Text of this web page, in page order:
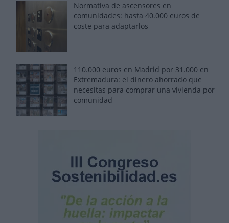
Normativa de ascensores en
comunidades: hasta 40.000 euros de
coste para adaptarlos
110.000 euros en Madrid por 31.000 en
Extremadura: el dinero ahorrado que
necesitas para comprar una vivienda por
comunidad